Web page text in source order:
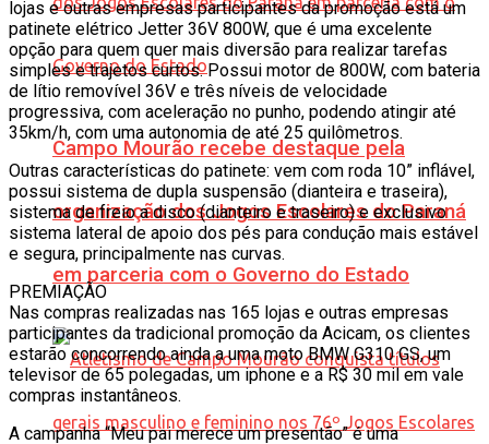
Campo Mourão recebe destaque pela
organização dos Jogos Escolares do Paraná
em parceria com o Governo do Estado
lojas e outras empresas participantes da promoção está um
patinete elétrico Jetter 36V 800W, que é uma excelente
opção para quem quer mais diversão para realizar tarefas
simples e trajetos curtos. Possui motor de 800W, com bateria
de lítio removível 36V e três níveis de velocidade
progressiva, com aceleração no punho, podendo atingir até
35km/h, com uma autonomia de até 25 quilômetros.
Outras características do patinete: vem com roda 10” inflável,
possui sistema de dupla suspensão (dianteira e traseira),
sistema de freio a disco (dianteiro e traseiro) e exclusivo
sistema lateral de apoio dos pés para condução mais estável
e segura, principalmente nas curvas.
PREMIAÇÃO
Nas compras realizadas nas 165 lojas e outras empresas
participantes da tradicional promoção da Acicam, os clientes
estarão concorrendo ainda a uma moto BMW G310 GS, um
televisor de 65 polegadas, um iphone e a R$ 30 mil em vale
compras instantâneos.
A campanha “Meu pai merece um presentão” é uma